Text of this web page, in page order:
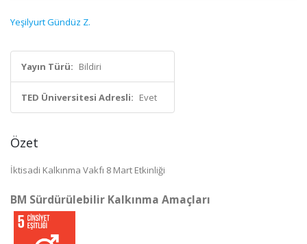
Yeşilyurt Gündüz Z.
Yayın Türü: Bildiri
TED Üniversitesi Adresli: Evet
Özet
İktisadi Kalkınma Vakfı 8 Mart Etkinliği
BM Sürdürülebilir Kalkınma Amaçları